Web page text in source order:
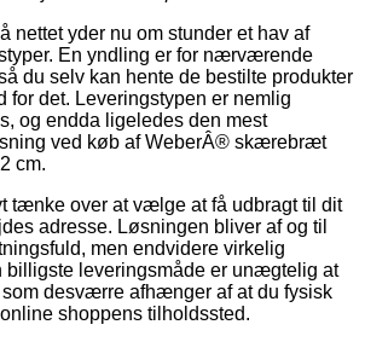
nettet yder nu om stunder et hav af
En yndling er for nærværende
du selv kan hente de bestilte produkter
for det. Leveringstypen er nemlig
og endda ligeledes den mest
ved køb af WeberÂ® skærebræt
cm.
tænke over at vælge at få udbragt til dit
adresse. Løsningen bliver af og til
men endvidere virkelig
billigste leveringsmåde er unægtelig at
som desværre afhænger af at du fysisk
shoppens tilholdssted.